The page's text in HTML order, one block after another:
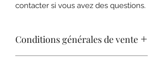
contacter si vous avez des questions.
Conditions générales de vente